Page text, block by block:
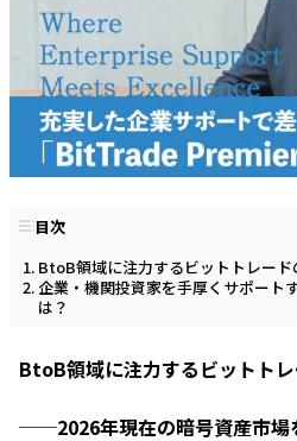
目次
BtoB領域に注力するビットトレード
企業・機関投資家を手厚くサポー
は？
BtoB領域に注力するビットト
──2026年現在の暗号資産市場